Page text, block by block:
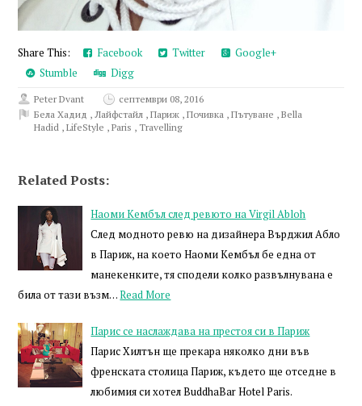
Share This: Facebook Twitter
Google+
Stumble
Digg
Peter Dvant
септември 08, 2016
Бела Хадид ,Лайфстайл ,Париж ,Почивка ,Пътуване ,Bella
Hadid ,LifeStyle ,Paris ,Travelling
Related Posts:
Наоми Кембъл след ревюто на Virgil Abloh
След модното ревю на дизайнера Върджил Абло
в Париж, на което Наоми Кембъл бе една от
манекенките, тя сподели колко развълнувана е
била от тази възм…Read More
Парис се наслаждава на престоя си в Париж
Парис Хилтън ще прекара няколко дни във
френската столица Париж, където ще отседне в
любимия си хотел BuddhaBar Hotel Paris.